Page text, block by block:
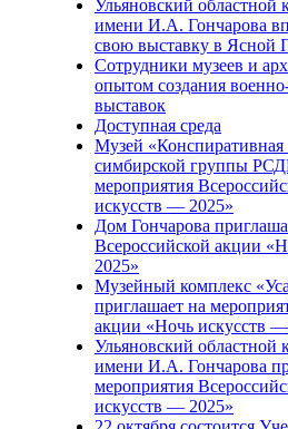
Ульяновский областной
имени И.А. Гончарова
свою выставку в Ясной
Сотрудники музеев и
опытом создания
выставок
Доступная среда
Музей «Конспиративная
симбирской группы
мероприятия
искусств — 2025»
Дом Гончарова
Всероссийской акции
2025»
Музейный комплекс
приглашает на
акции «Ночь искусств
Ульяновский областной
имени И.А. Гончарова
мероприятия
искусств — 2025»